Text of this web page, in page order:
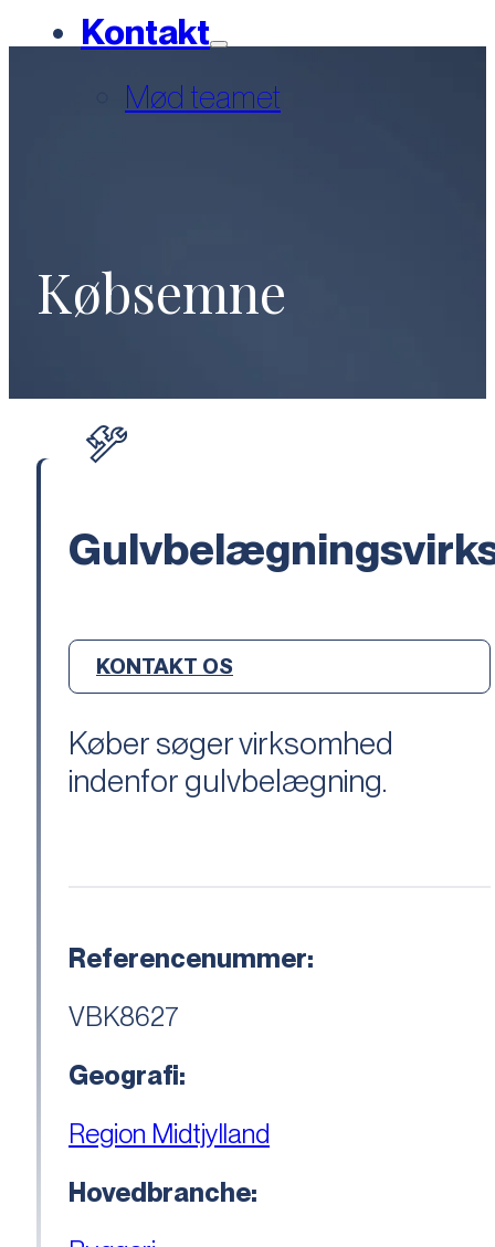
Kontakt
Mød teamet
Købsemne
KONTAKT OS
Køber søger virksomhed
indenfor gulvbelægning.
Referencenummer:
VBK8627
Geografi:
Region Midtjylland
Hovedbranche: